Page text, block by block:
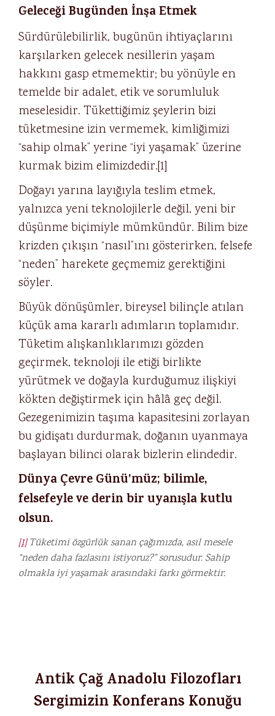
Geleceği Bugünden İnşa Etmek
Sürdürülebilirlik, bugünün ihtiyaçlarını
karşılarken gelecek nesillerin yaşam
hakkını gasp etmemektir; bu yönüyle en
temelde bir adalet, etik ve sorumluluk
meselesidir. Tükettiğimiz şeylerin bizi
tüketmesine izin vermemek, kimliğimizi
“sahip olmak” yerine “iyi yaşamak” üzerine
kurmak bizim elimizdedir.[1]
Doğayı yarına layığıyla teslim etmek,
yalnızca yeni teknolojilerle değil, yeni bir
düşünme biçimiyle mümkündür. Bilim bize
krizden çıkışın “nasıl”ını gösterirken, felsefe
“neden” harekete geçmemiz gerektiğini
söyler.
Büyük dönüşümler, bireysel bilinçle atılan
küçük ama kararlı adımların toplamıdır.
Tüketim alışkanlıklarımızı gözden
geçirmek, teknoloji ile etiği birlikte
yürütmek ve doğayla kurduğumuz ilişkiyi
kökten değiştirmek için hâlâ geç değil.
Gezegenimizin taşıma kapasitesini zorlayan
bu gidişatı durdurmak, doğanın uyanmaya
başlayan bilinci olarak bizlerin elindedir.
Dünya Çevre Günü’müz; bilimle,
felsefeyle ve derin bir uyanışla kutlu
olsun.
[1]Tüketimi özgürlük sanan çağımızda, asıl mesele
“neden daha fazlasını istiyoruz?” sorusudur. Sahip
olmakla iyi yaşamak arasındaki farkı görmektir.
Antik Çağ Anadolu Filozofları
Sergimizin Konferans Konuğu